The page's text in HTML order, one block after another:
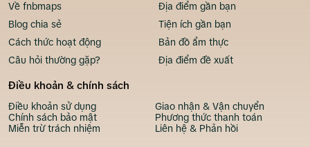
Về fnbmaps
Blog chia sẻ
Cách thức hoạt động
Câu hỏi thường gặp?
Địa điểm gần bạn
Tiện ích gần bạn
Bản đồ ẩm thực
Địa điểm đề xuất
Điều khoản & chính sách
Điều khoản sử dụng
Chính sách bảo mật
Miễn trừ trách nhiệm
Giao nhận & Vận chuyển
Phương thức thanh toán
Liên hệ & Phản hồi